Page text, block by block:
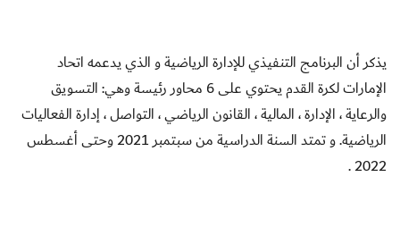
يذكر أن البرنامج التنفيذي للإدارة الرياضية و الذي يدعمه اتحاد
الإمارات لكرة القدم يحتوي على 6 محاور رئيسة وهي: التسويق
والرعاية ، الإدارة ، المالية ، القانون الرياضي ، التواصل ، إدارة الفعاليات
الرياضية. و تمتد السنة الدراسية من سبتمبر 2021 وحتى أغسطس
2022
.